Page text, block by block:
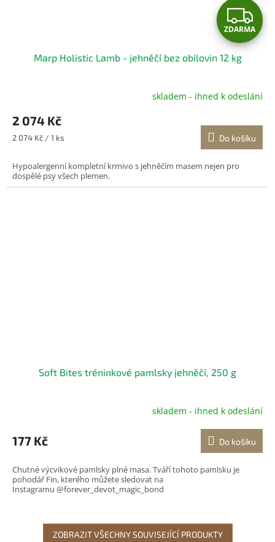
Z
D
R
M
A
ZDARMA
Marp Holistic Lamb - jehněčí bez obilovin 12 kg
produktu
je
4,8
5
hvězdiček.
skladem - ihned k odeslání
2 074 Kč
Měrná
2 074 Kč / 1 ks Do košíku
Hypoalergenní kompletní krmivo s jehněčím masem nejen pro
dospělé psy všech plemen.
Soft Bites tréninkové pamlsky jehněčí, 250 g
produktu
je
z
5
hvězdiček.
skladem - ihned k odeslání
177 Kč Do košíku
Chutné výcvikové pamlsky plné masa. Tváří tohoto pamlsku je
pohodář Fin, kterého můžete sledovat na
Instagramu @forever_devot_magic_bond
ZOBRAZIT VŠECHNY SOUVISEJÍCÍ PRODUKTY